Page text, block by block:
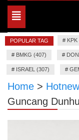
Toggle
navigation
POPULAR TAG # KPK
# BMKG (407) #
# ISRAEL (307) #
Home >
Guncang